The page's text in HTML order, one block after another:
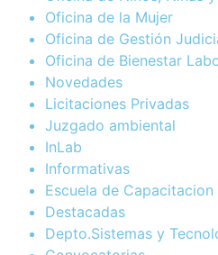
Oficina de la Mujer
Oficina de Gestión
Oficina de Bienestar
Novedades
Licitaciones Privadas
Juzgado ambiental
InLab
Informativas
Escuela de Capacitacion
Destacadas
Depto.Sistemas y